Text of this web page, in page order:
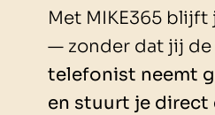
Met MIKE365
— zonder dat jij
telefonist neemt
en stuurt je direct